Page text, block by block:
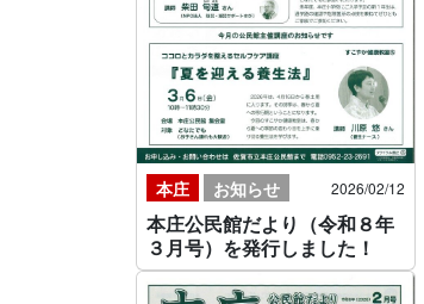
本庄 お知らせ 2026/02/12
本庄公民館だより（令和８年
３月号）を発行しました！